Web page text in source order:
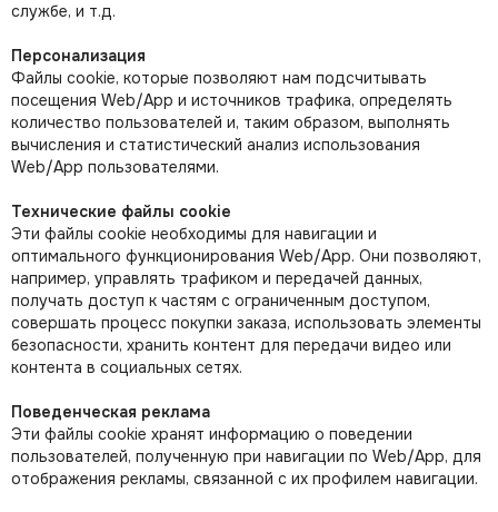
службе, и т.д.
Персонализация
Файлы cookie, которые позволяют нам подсчитывать
посещения Web/App и источников трафика, определять
количество пользователей и, таким образом, выполнять
вычисления и статистический анализ использования
Web/App пользователями.
Технические файлы cookie
Эти файлы cookie необходимы для навигации и
оптимального функционирования Web/App. Они позволяют,
например, управлять трафиком и передачей данных,
получать доступ к частям с ограниченным доступом,
совершать процесс покупки заказа, использовать элементы
безопасности, хранить контент для передачи видео или
контента в социальных сетях.
Поведенческая реклама
Эти файлы cookie хранят информацию о поведении
пользователей, полученную при навигации по Web/App, для
отображения рекламы, связанной с их профилем навигации.